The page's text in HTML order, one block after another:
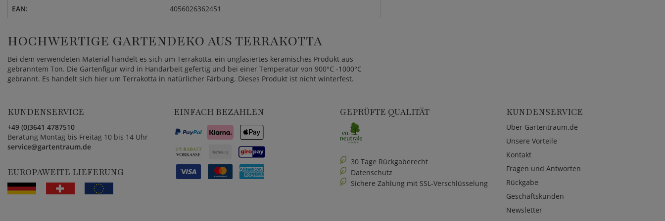
EAN: 4056026362451
HOCHWERTIGE GARTENDEKO AUS TERRAKOTTA
Bei dem verwendeten Material handelt es sich um Terrakotta, ein unglasiertes keramisches Produkt aus
gebranntem Ton. Die Gartenfigur wird in Handarbeit gefertig und bei einer Temperatur von 900°C -1000°C
gebrannt. Es handelt sich hier um Terrakotta in natürlicher Färbung. Dieses Produkt ist nicht winterfest.
KUNDENSERVICE
+49 (0)3641 4787510
Beratung Montag bis Freitag 10 bis 14 Uhr
service@gartentraum.de
EUROPAWEITE LIEFERUNG
EINFACH BEZAHLEN GEPRÜFTE QUALITÄT
30 Tage Rückgaberecht
Datenschutz
Sichere Zahlung mit SSL-Verschlüsselung
KUNDENSERVICE
Über Gartentraum.de
Unsere Vorteile
Kontakt
Fragen und Antworten
Rückgabe
Geschäftskunden
Newsletter